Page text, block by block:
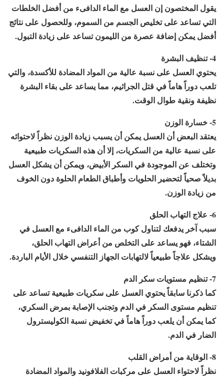
يقول المختصون إن العسل مع الماء الدافىء من أفضل الخلطات
التي تساعد على تخليص الجسم من السموم، وللحصول على نتائج
أفضل يمكن إضافة عصرة من الليمون تساعد على زيادة التبول.
4- تنظيف البشرة
يحتوي العسل على نسبة عالية من المواد المضادة للأكسدة، والتي
تلعب دوراً هاماً في قتل الجراثيم، مما يساعد على بقاء البشرة
نظيفة ونقية طوال الوقت.
5- خسارة الوزن
يعتقد البعض أن العسل يمكن أن يسبب زيادة الوزن نظراً لاحتوائه
على نسبة عالية من السكريات، إلا أن هذه السكريات طبيعية
وتختلف عن الموجودة في السكر الأبيض، ويمكن أن يشكل العسل
بديلاً صحياً لتحضير الحلويات وأطباق الطعام الحلوة دون الخوف
من زيادة الوزن.
6- علاج التهاب الحلق
سبب آخر يدفعك لتناول كوب من الماء الدافىء مع العسل في
الشتاء، فهو يساعد على التخلص من أعراض التهاب الحلق،
ويشكل علاجاً طبيعياً لالتهابات الجهاز التنفسي خلال الأيام الباردة.
7- تنظيم مستويات سكر الدم
كما ذكرنا سابقاً يحتوي العسل على سكريات طبيعية تساعد على
تنظيم مستوى السكر في الدم وتجنب الإصابة بمرض السكري،
كما يمكن أن يلعب دوراً هاماً في تخفيض نسبة الكوليسترول
الضار في الدم.
8- الوقاية من أمراض القلب
نظراً لاحتواء العسل على مركبات الفلافونيد والمواد المضادة